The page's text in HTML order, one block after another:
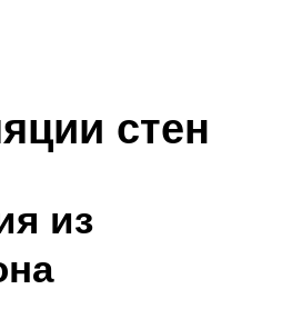
стен
из